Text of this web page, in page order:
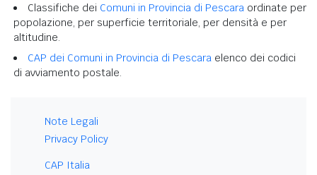
Classifiche dei Comuni in Provincia di Pescara ordinate per
popolazione, per superficie territoriale, per densità e per
altitudine.
CAP dei Comuni in Provincia di Pescara elenco dei codici
di avviamento postale.
Note Legali
Privacy Policy
CAP Italia